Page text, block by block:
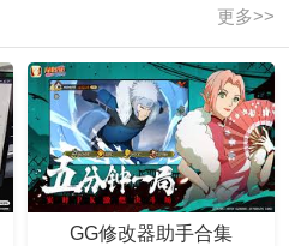
更多>>
GG修改器助手合集